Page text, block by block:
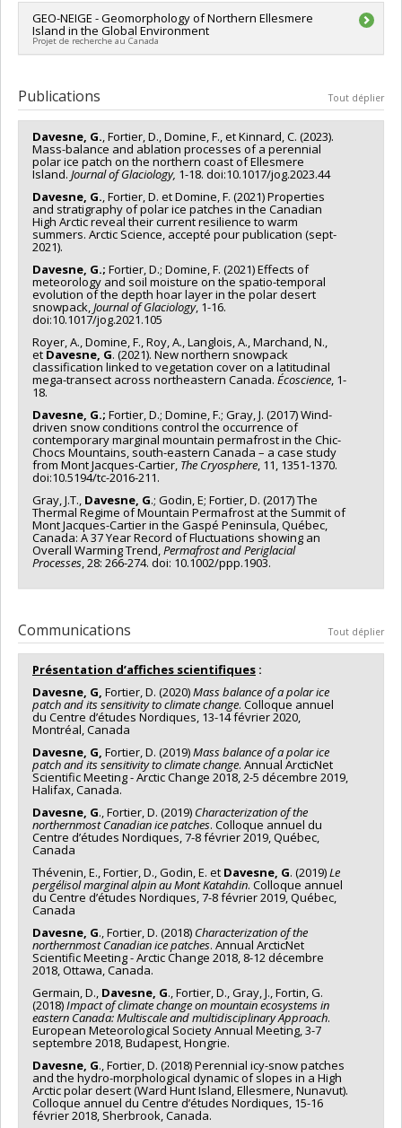
GEO-NEIGE - Geomorphology of Northern Ellesmere
Island in the Global Environment
Projet de recherche au Canada
The GEO-NEIGE research program is the geosystem segment
of the NEIGE project,
which aims at understanding the structure, processes,
interactions and biodiversity of
High Arctic ecosystems/geosystems and evaluate their
behaviour in front of climate
changes. This segment of the program studies the structures
and processes driving the
interactions between Ward Hunt Lake and its watershed, as
an example of landscape
control on lake dynamics. The research focuses on slope
morphology, flow paths and
mass and energy transfer through the watershed and to the
lake by geomorphologic,
hydrologic, and geochemical surveys.
Publications Tout déplier
Davesne, G. , Fortier, D., Domine, F., et Kinnard, C. (2023).
Mass-balance and ablation processes of a perennial
polar ice patch on the northern coast of Ellesmere
Island. Journal of Glaciology, 1-18. doi:10.1017/jog.2023.44
Davesne, G. , Fortier, D. et Domine, F. (2021) Properties
and stratigraphy of polar ice patches in the Canadian
High Arctic reveal their current resilience to warm
summers. Arctic Science, accepté pour publication (sept-
2021).
Davesne, G.; Fortier, D.; Domine, F. (2021) Effects of
meteorology and soil moisture on the spatio-temporal
evolution of the depth hoar layer in the polar desert
snowpack, Journal of Glaciology, 1-16.
doi:10.1017/jog.2021.105
Royer, A., Domine, F., Roy, A., Langlois, A., Marchand, N.,
et Davesne, G. (2021). New northern snowpack
classification linked to vegetation cover on a latitudinal
mega-transect across northeastern Canada. Écoscience , 1-
18.
Davesne, G.; Fortier, D.; Domine, F.; Gray, J. (2017) Wind-
driven snow conditions control the occurrence of
contemporary marginal mountain permafrost in the Chic-
Chocs Mountains, south-eastern Canada – a case study
from Mont Jacques-Cartier, The Cryosphere , 11, 1351-1370.
doi:10.5194/tc-2016-211.
Gray, J.T., Davesne, G.; Godin, E; Fortier, D. (2017) The
Thermal Regime of Mountain Permafrost at the Summit of
Mont Jacques-Cartier in the Gaspé Peninsula, Québec,
Canada: A 37 Year Record of Fluctuations showing an
Overall Warming Trend, Permafrost and Periglacial
Processes , 28: 266-274. doi: 10.1002/ppp.1903.
Communications Tout déplier
Présentation d’affiches scientifiques :
Davesne, G, Fortier, D. (2020)Mass balance of a polar ice
patch and its sensitivity to climate change. Colloque annuel
du Centre d’études Nordiques, 13-14 février 2020,
Montréal, Canada
Davesne, G, Fortier, D. (2019)Mass balance of a polar ice
patch and its sensitivity to climate change. Annual ArcticNet
Scientific Meeting - Arctic Change 2018, 2-5 décembre 2019,
Halifax, Canada.
Davesne, G., Fortier, D. (2019) Characterization of the
northernmost Canadian ice patches. Colloque annuel du
Centre d’études Nordiques, 7-8 février 2019, Québec,
Canada
Thévenin, E., Fortier, D., Godin, E. et Davesne, G. (2019)Le
pergélisol marginal alpin au Mont Katahdin. Colloque annuel
du Centre d’études Nordiques, 7-8 février 2019, Québec,
Canada
Davesne, G., Fortier, D. (2018) Characterization of the
northernmost Canadian ice patches. Annual ArcticNet
Scientific Meeting - Arctic Change 2018, 8-12 décembre
2018, Ottawa, Canada.
Germain, D., Davesne, G., Fortier, D., Gray, J., Fortin, G.
(2018)Impact of climate change on mountain ecosystems in
eastern Canada: Multiscale and multidisciplinary Approach.
European Meteorological Society Annual Meeting, 3-7
septembre 2018, Budapest, Hongrie.
Davesne, G., Fortier, D. (2018) Perennial icy-snow patches
and the hydro-morphological dynamic of slopes in a High
Arctic polar desert (Ward Hunt Island, Ellesmere, Nunavut).
Colloque annuel du Centre d’études Nordiques, 15-16
février 2018, Sherbrook, Canada.